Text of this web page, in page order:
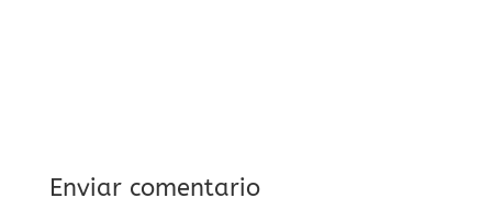
Enviar comentario